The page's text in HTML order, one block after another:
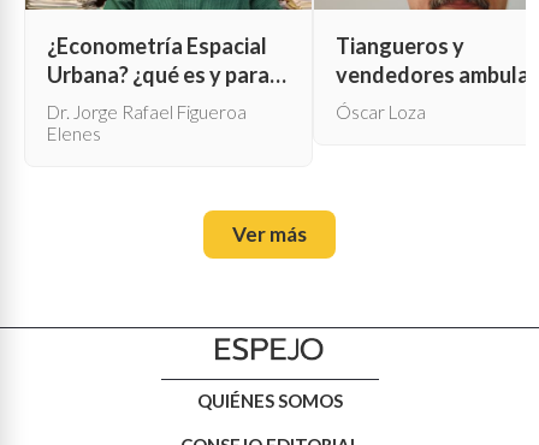
¿Econometría Espacial
Urbana? ¿qué es y para
qué sirve?
Dr. Jorge Rafael Figueroa
Elenes
Tiangueros y
vendedores
Óscar Loza
Ver más
QUIÉNES SOMOS